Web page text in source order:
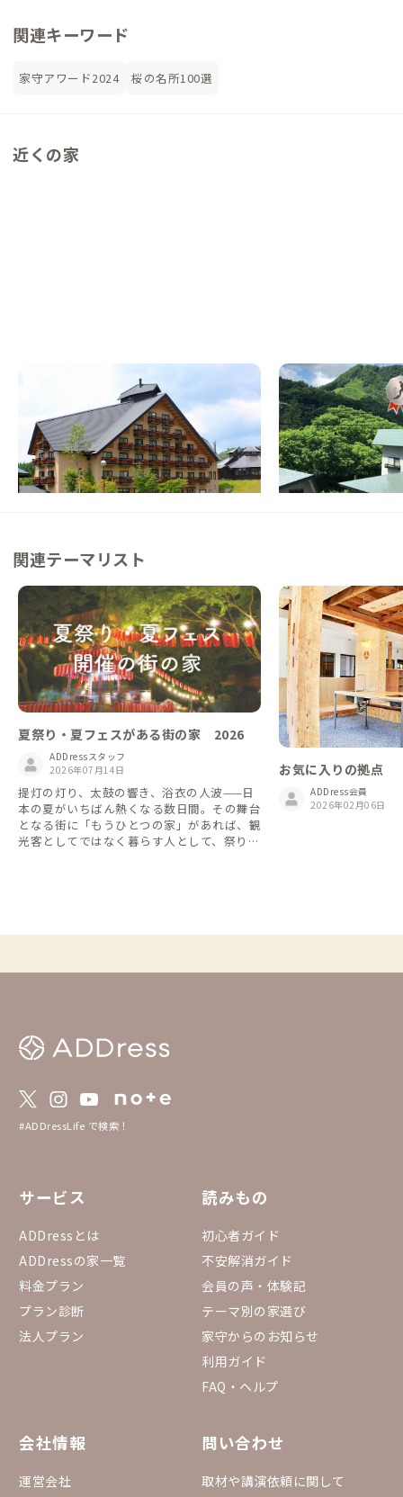
関連キーワード
家守アワード2024 桜の名所100選
近くの家
ホテル/旅館
【スキー場が目の前】雄大な大自然に佇むド
イツ風ホテル
この家からの距離 72km
八幡平A邸
岩手県 戸建て
【北東北の真ん中】
東北の夏祭り巡りも
この家からの距離 96km
関連テーマリスト
夏祭り・夏フェスがある街の家 2026
ADDressスタッフ
2026年07月14日
提灯の灯り、太鼓の響き、浴衣の人波——日
本の夏がいちばん熱くなる数日間。その舞台
となる街に「もうひとつの家」があれば、観
光客としてではなく暮らす人として、祭りや
お気に入りの拠点
ADDress会員
2026年02月06日
#ADDressLife で検索！
サービス
ADDressとは
ADDressの家一覧
料金プラン
プラン診断
法人プラン
読みもの
初心者ガイド
不安解消ガイド
会員の声・体験記
テーマ別の家選び
家守からのお知らせ
利用ガイド
FAQ・ヘルプ
会社情報
運営会社
問い合わせ
取材や講演依頼に関して